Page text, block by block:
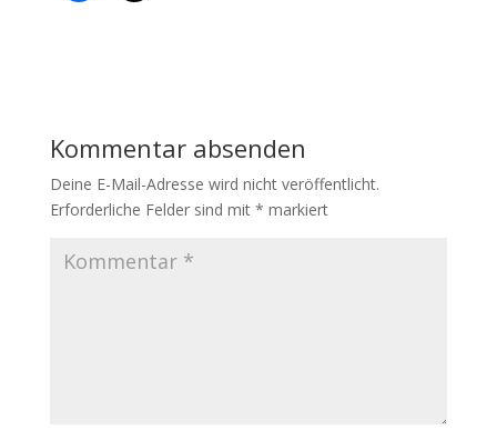
Kommentar absenden
Deine E-Mail-Adresse wird nicht veröffentlicht.
Erforderliche Felder sind mit * markiert